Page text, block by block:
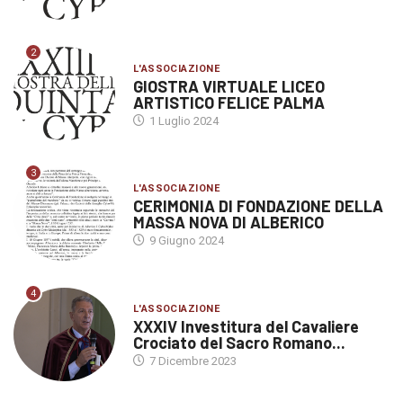
2
L'ASSOCIAZIONE
GIOSTRA VIRTUALE LICEO
ARTISTICO FELICE PALMA
1 Luglio 2024
3
L'ASSOCIAZIONE
CERIMONIA DI FONDAZIONE DELLA
MASSA NOVA DI ALBERICO
9 Giugno 2024
4
L'ASSOCIAZIONE
XXXIV Investitura del Cavaliere
Crociato del Sacro Romano...
7 Dicembre 2023